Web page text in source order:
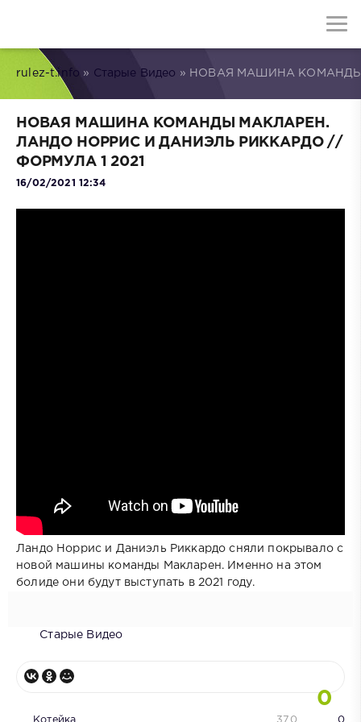
rulez-t.info » Старые Видео » НОВАЯ МАШИНА КОМАНДЫ
НОВАЯ МАШИНА КОМАНДЫ МАКЛАРЕН.
ЛАНДО НОРРИС И ДАНИЭЛЬ РИККАРДО //
ФОРМУЛА 1 2021
16/02/2021 12:34
Ландо Норрис и Даниэль Риккардо сняли покрывало с
новой машины команды Макларен. Именно на этом
болиде они будут выступать в 2021 году.
Старые Видео
0
Котейка 0
370